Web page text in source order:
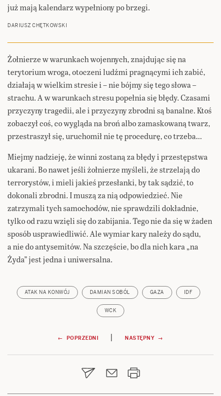
już mają kalendarz wypełniony po brzegi.
DARIUSZ CHĘTKOWSKI
Żołnierze w warunkach wojennych, znajdując się na
terytorium wroga, otoczeni ludźmi pragnącymi ich zabić,
działają w wielkim stresie i – nie bójmy się tego słowa –
strachu. A w warunkach stresu popełnia się błędy. Czasami
przyczyny tragedii, ale i przyczyny zbrodni są banalne. Ktoś
zobaczył coś, co wygląda na broń albo zamaskowaną twarz,
przestraszył się, uruchomił nie tę procedurę, co trzeba…
Miejmy nadzieję, że winni zostaną za błędy i przestępstwa
ukarani. Bo nawet jeśli żołnierze myśleli, że strzelają do
terrorystów, i mieli jakieś przesłanki, by tak sądzić, to
dokonali zbrodni. I muszą za nią odpowiedzieć. Nie
zatrzymali tych samochodów, nie sprawdzili dokładnie,
tylko od razu wzięli się do zabijania. Tego nie da się w żaden
sposób usprawiedliwić. Ale wymiar kary należy do sądu,
a nie do antysemitów. Na szczęście, bo dla nich kara „na
Żyda” jest jedna i uniwersalna.
ATAK NA KONWÓJ DAMIAN SOBÓL GAZA IDF
WCK
Nawigacja
wpisu
← POPRZEDNI | NASTĘPNY →